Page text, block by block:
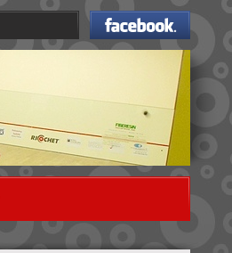
Facebook